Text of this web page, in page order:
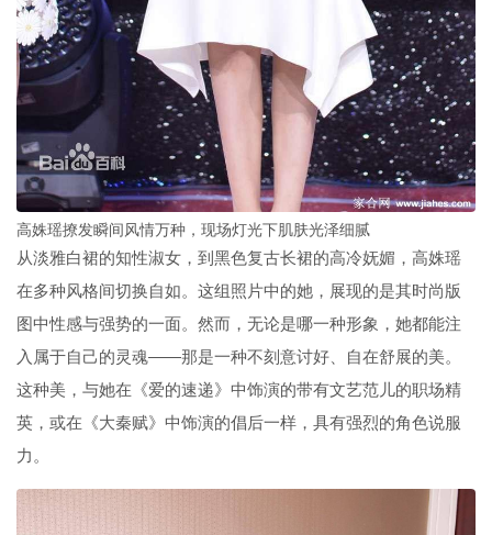
高姝瑶撩发瞬间风情万种，现场灯光下肌肤光泽细腻
从淡雅白裙的知性淑女，到黑色复古长裙的高冷妩媚，高姝瑶
在多种风格间切换自如。这组照片中的她，展现的是其时尚版
图中性感与强势的一面。然而，无论是哪一种形象，她都能注
入属于自己的灵魂——那是一种不刻意讨好、自在舒展的美。
这种美，与她在《爱的速递》中饰演的带有文艺范儿的职场精
英，或在《大秦赋》中饰演的倡后一样，具有强烈的角色说服
力。